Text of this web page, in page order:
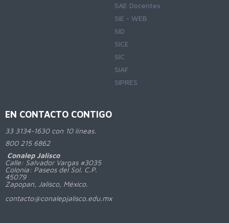
SAE Docentes
SIE - WEB
SID
SICE
SIC
SIAF
SIPRES
EN CONTACTO CONTIGO
33 3134-1630 con 10 líneas.
800215 6862
Conalep Jalisco
Calle: Salvador Vargas #3035
Colonia: Paseos del Sol. C.P.
45079
Zapopan, Jalisco, México.
contacto@conalepjalisco.edu.mx